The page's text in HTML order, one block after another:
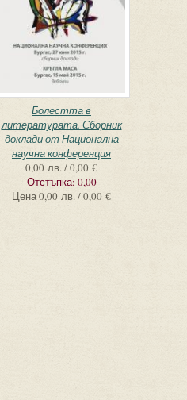
Болестта в
литературата. Сборник
доклади от Национална
научна конференция
0,00 лв. / 0,00 €
Отстъпка: 0,00
Цена0,00 лв. / 0,00 €